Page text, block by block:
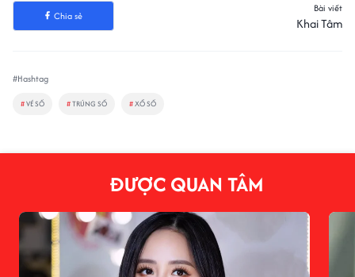
Chia sẻ
Bài viết
Khai Tâm
#Hashtag
#VÉ SỐ #TRÚNG SỐ # XỔ SỐ
ĐƯỢC QUAN TÂM